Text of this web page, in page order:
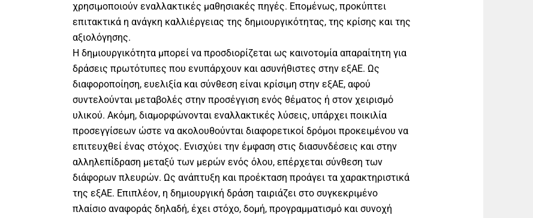
χρησιμοποιούν εναλλακτικές μαθησιακές πηγές. Επομένως, προκύπτει
επιτακτικά η ανάγκη καλλιέργειας της δημιουργικότητας, της κρίσης και της
αξιολόγησης.
Η δημιουργικότητα μπορεί να προσδιορίζεται ως καινοτομία απαραίτητη για
δράσεις πρωτότυπες που ενυπάρχουν και ασυνήθιστες στην εξΑΕ. Ως
διαφοροποίηση, ευελιξία και σύνθεση είναι κρίσιμη στην εξΑΕ, αφού
συντελούνται μεταβολές στην προσέγγιση ενός θέματος ή στον χειρισμό
υλικού. Ακόμη, διαμορφώνονται εναλλακτικές λύσεις, υπάρχει ποικιλία
προσεγγίσεων ώστε να ακολουθούνται διαφορετικοί δρόμοι προκειμένου να
επιτευχθεί ένας στόχος. Ενισχύει την έμφαση στις διασυνδέσεις και στην
αλληλεπίδραση μεταξύ των μερών ενός όλου, επέρχεται σύνθεση των
διάφορων πλευρών. Ως ανάπτυξη και προέκταση προάγει τα χαρακτηριστικά
της εξΑΕ. Επιπλέον, η δημιουργική δράση ταιριάζει στο συγκεκριμένο
πλαίσιο αναφοράς δηλαδή, έχει στόχο, δομή, προγραμματισμό και συνοχή